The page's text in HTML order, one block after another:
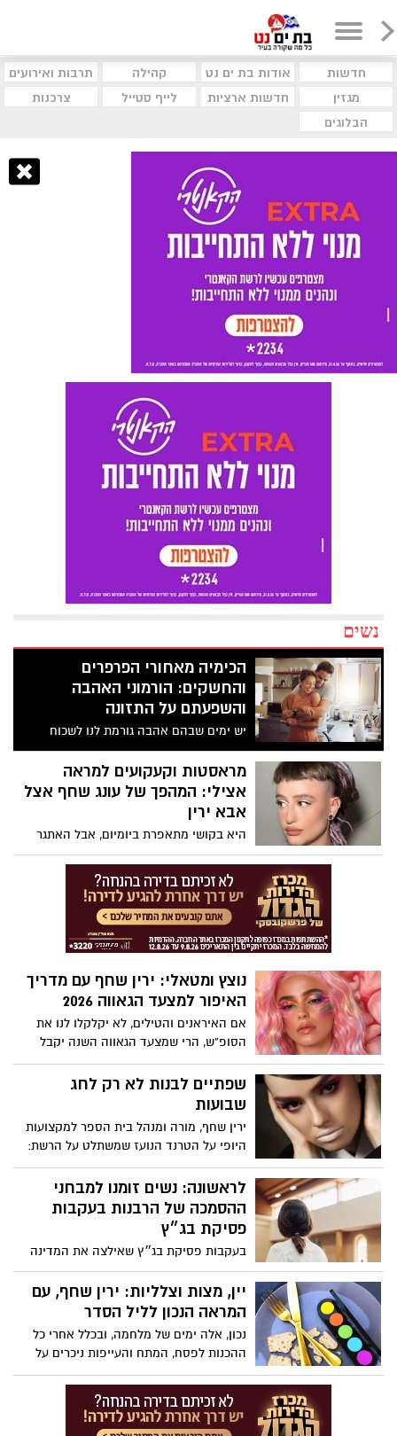
חדשות אודות בת ים נט קהילה
תרבות ואירועים
מגזין
חדשות ארציות לייף סטייל
צרכנות
הבלוגים
נשים
הכימיה מאחורי הפרפרים
והחשקים: הורמוני האהבה
והשפעתם על התזונה
יש ימים שבהם אהבה גורמת לנו לשכוח
לאכול. ויש ימים שבהם היא גורמת לנו לאכול
ללא הרף, בעיקר כשמשהו בקשר לא יציב. זה
לא "חולשת אופי", אלא ביולוגיה: אותה
מערכת שמפעילה אותנו סביב קשר, חיבה
והיקשרות, מפעילה אותנו גם סביב אוכל. רק
שהפעם, במקום לרדוף אחרי הודעה או
חיבוק, המוח רודף אחרי עוד ביס ומחפש דרך
מהירה להירגע.
מראסטות וקעקועים למראה
אצילי: המהפך של עונג שחף אצל
אבא ירין
היא בקושי מתאפרת ביומיום, אבל האתגר
הנועז שהציבה מעצבת התכשיטים לאביה,
המאפר הלאומי, הוליד מהפך היסטרי
ברשתות. הצצה מאחורי הקלעים.
נוצץ ומטאלי: ירין שחף עם מדריך
האיפור למצעד הגאווה 2026
אם האיראנים והטילים, לא יקלקלו לנו את
הסופ"ש, הרי שמצעד הגאווה השנה יקבל
חיזוק אופנתי בעזרת איפור מטאלי. ו...כדי
שהאיפור גם ישרוד את החום, הלחות
והריקודים, הקפידו על השלבים הבאים:
שפתיים לבנות לא רק לחג
שבועות
ירין שחף, מורה ומנהל בית הספר למקצועות
היופי על הטרנד הנועז שמשתלט על הרשת:
למה כולן מחפשות עכשיו ליפסטיק לבן, ואיך
את יכולה לאמץ אותו בלי להיראות חיוורת?
לראשונה: נשים זומנו למבחני
ההסמכה של הרבנות בעקבות
פסיקת בג״ץ
בעקבות פסיקת בג״ץ שאילצה את המדינה
לאפשר זאת, החלו להישלח לראשונה הזמנות
רשמיות לנשים המבקשות לגשת למבחני
ההסמכה של הרבנות הראשית. הנשים שזומנו
שהיה עד כה פתוח בעיקר לאברכים ותלמידי
ישיבות. (כך פורסם בעיתון "ישראל היום").
יין, מצות וצלליות: ירין שחף, עם
המראה הנכון לליל הסדר
נכון, אלה ימים של מלחמה, ובכלל אחרי כל
ההכנות לפסח, המתח והעייפות ניכרים על
הפנים. אבל, עם קצת צבעים אביביים רכים
(ורוד, אפרסק, שמפניה) שפתיים מודגשות,
בגימור סאטן, -תוכלי להביא איתך לשולחן
זוהר חגיגי